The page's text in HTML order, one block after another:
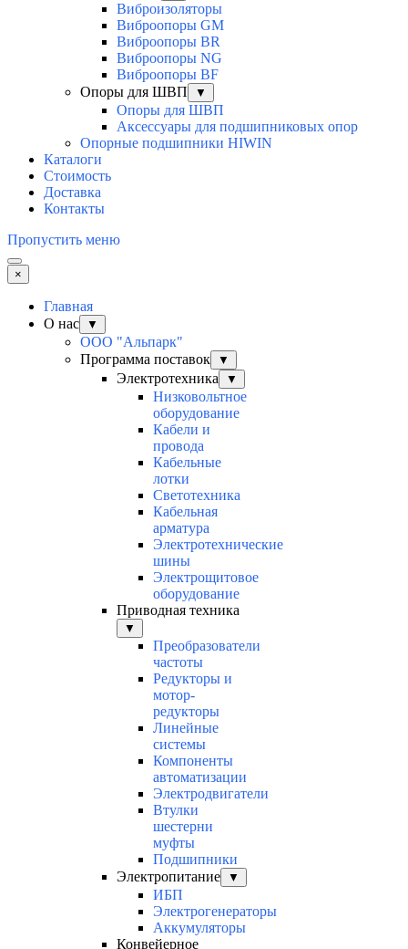
Виброизоляторы
Виброопоры GM
Виброопоры BR
Виброопоры NG
Виброопоры BF
Опоры для ШВП
▼
Опоры для ШВП
Аксессуары для подшипниковых опор
Опорные подшипники HIWIN
Каталоги
Стоимость
Доставка
Контакты
Пропустить меню
×
Главная
О нас
▼
ООО "Альпарк"
Программа поставок
▼
Электротехника ▼
Низковольтное
оборудование
Кабели и
провода
Кабельные
лотки
Светотехника
Кабельная
арматура
Электротехнические
шины
Электрощитовое
оборудование
Приводная техника
▼
Преобразователи
частоты
Редукторы и
мотор-
редукторы
Линейные
системы
Компоненты
автоматизации
Электродвигатели
Втулки
шестерни
муфты
Подшипники
Электропитание
▼
ИБП
Электрогенераторы
Аккумуляторы
Конвейерное